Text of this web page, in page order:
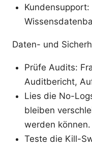
Daten- und
Prüfe Audits:
Auditbericht,
Lies die No-
bleiben
werden können.
Teste die Kill-